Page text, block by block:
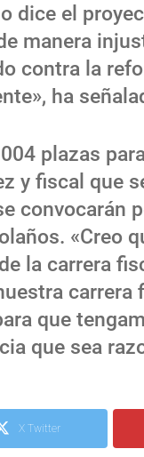
dice el
manera
contra la
ha
plazas
y fiscal que
convocarán
«Creo
la carrera
que
que sea
X Twitter